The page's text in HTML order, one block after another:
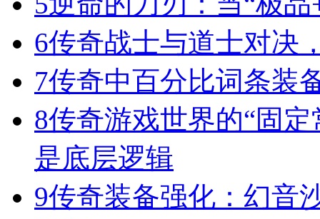
6传奇战士与道士对决
7传奇中百分比词条装
8传奇游戏世界的“固
是底层逻辑
9传奇装备强化：幻音